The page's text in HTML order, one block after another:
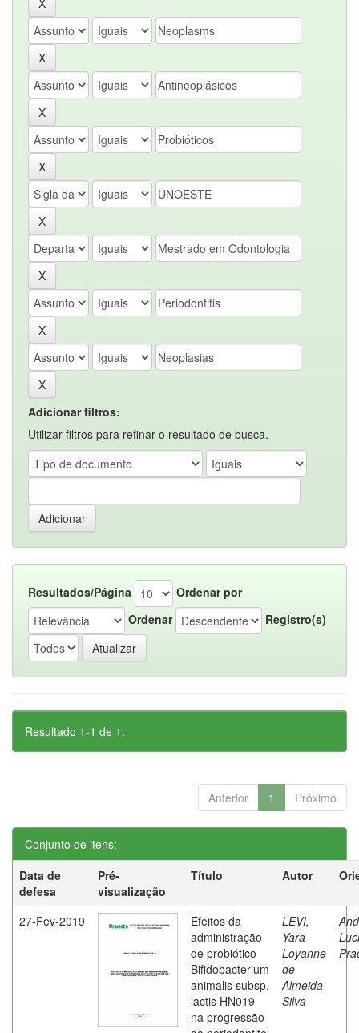
Adicionar filtros:
Utilizar filtros para refinar o resultado de busca.
Resultados/Página
Ordenar por
Ordenar
Registro(s)
Resultado 1-1 de 1.
Anterior 1 Próximo
Conjunto de itens:
Data de
defesa
Pré-
visualização
Título Autor
27-Fev-2019
Efeitos da
administração
de probiótico
Bifidobacterium
animalis subsp.
lactis HN019
na progressão
LEVI,
Yara
Loyanne
de
Almeida
Silva